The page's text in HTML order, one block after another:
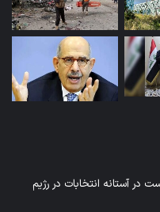
آستانه انتخابات در رژیم